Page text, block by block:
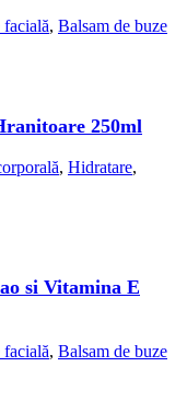
, Balsam de buze
250ml
, Hidratare,
si Vitamina E
, Balsam de buze